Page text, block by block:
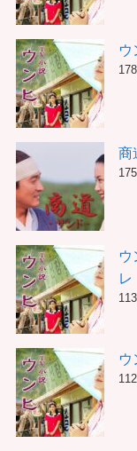
ウ
商
ウ
レ
ウ